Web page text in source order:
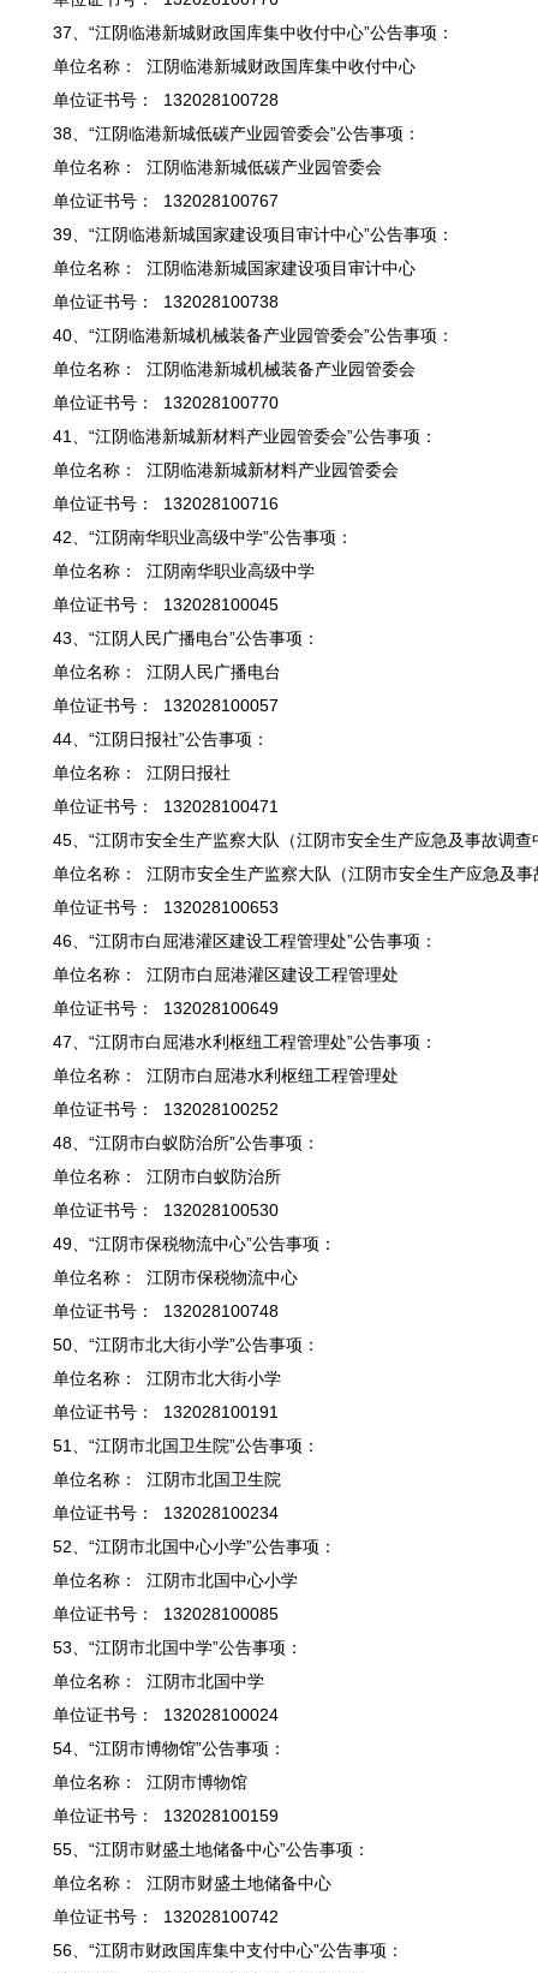
37、“江阴临港新城财政国库集中收付中心”公告事项：
单位名称： 江阴临港新城财政国库集中收付中心
单位证书号： 132028100728
38、“江阴临港新城低碳产业园管委会”公告事项：
单位名称： 江阴临港新城低碳产业园管委会
单位证书号： 132028100767
39、“江阴临港新城国家建设项目审计中心”公告事项：
单位名称： 江阴临港新城国家建设项目审计中心
单位证书号： 132028100738
40、“江阴临港新城机械装备产业园管委会”公告事项：
单位名称： 江阴临港新城机械装备产业园管委会
单位证书号： 132028100770
41、“江阴临港新城新材料产业园管委会”公告事项：
单位名称： 江阴临港新城新材料产业园管委会
单位证书号： 132028100716
42、“江阴南华职业高级中学”公告事项：
单位名称： 江阴南华职业高级中学
单位证书号： 132028100045
43、“江阴人民广播电台”公告事项：
单位名称： 江阴人民广播电台
单位证书号： 132028100057
44、“江阴日报社”公告事项：
单位名称： 江阴日报社
单位证书号： 132028100471
45、“江阴市安全生产监察大队（江阴市安全生产应急及事故调查
单位名称： 江阴市安全生产监察大队（江阴市安全生产应急及事
单位证书号： 132028100653
46、“江阴市白屈港灌区建设工程管理处”公告事项：
单位名称： 江阴市白屈港灌区建设工程管理处
单位证书号： 132028100649
47、“江阴市白屈港水利枢纽工程管理处”公告事项：
单位名称： 江阴市白屈港水利枢纽工程管理处
单位证书号： 132028100252
48、“江阴市白蚁防治所”公告事项：
单位名称： 江阴市白蚁防治所
单位证书号： 132028100530
49、“江阴市保税物流中心”公告事项：
单位名称： 江阴市保税物流中心
单位证书号： 132028100748
50、“江阴市北大街小学”公告事项：
单位名称： 江阴市北大街小学
单位证书号： 132028100191
51、“江阴市北国卫生院”公告事项：
单位名称： 江阴市北国卫生院
单位证书号： 132028100234
52、“江阴市北国中心小学”公告事项：
单位名称： 江阴市北国中心小学
单位证书号： 132028100085
53、“江阴市北国中学”公告事项：
单位名称： 江阴市北国中学
单位证书号： 132028100024
54、“江阴市博物馆”公告事项：
单位名称： 江阴市博物馆
单位证书号： 132028100159
55、“江阴市财盛土地储备中心”公告事项：
单位名称： 江阴市财盛土地储备中心
单位证书号： 132028100742
56、“江阴市财政国库集中支付中心”公告事项：